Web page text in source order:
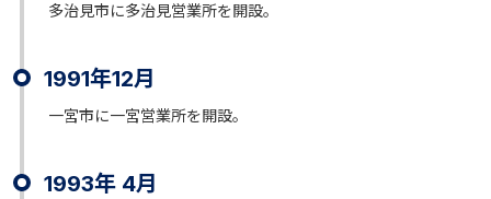
多治見市に多治見営業所を開設。
1991年12月
一宮市に一宮営業所を開設。
1993年 4月